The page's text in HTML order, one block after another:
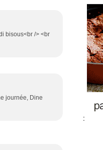
bisous<br /> <br
journée, Dine
: